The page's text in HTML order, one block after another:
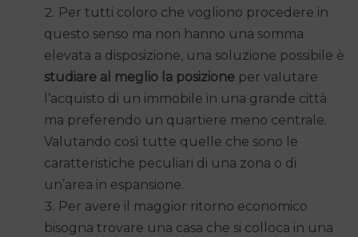
Per tutti coloro che vogliono procedere in
questo senso ma non hanno una somma
elevata a disposizione, una soluzione possibile è
studiare al meglio la posizione per valutare
l’acquisto di un immobile in una grande città
ma preferendo un quartiere meno centrale.
Valutando così tutte quelle che sono le
caratteristiche peculiari di una zona o di
un’area in espansione.
Per avere il maggior ritorno economico
bisogna trovare una casa che si colloca in una